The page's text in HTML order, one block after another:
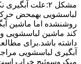
مشکل ۲:علت
لباسشویی بهمحض
روشنشده اﻣﺎ ﻣﺎﺷﯿﻦ
کند ماشین لباسشویی و
داشته باشد.برای